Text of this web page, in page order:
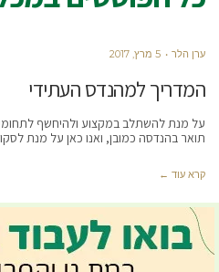
ערן הלר 5 מרץ, 2017
המדריך למהנדס העתידי
על מנת להשתלב במקצוע ולהיחשף
תואר בהנדסה כמובן, ואנו כאן על מנת
קרא עוד ←